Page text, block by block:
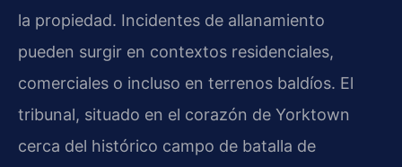
la propiedad. Incidentes de allanamiento
pueden surgir en contextos residenciales,
comerciales o incluso en terrenos baldíos. El
tribunal, situado en el corazón de Yorktown
cerca del histórico campo de batalla de